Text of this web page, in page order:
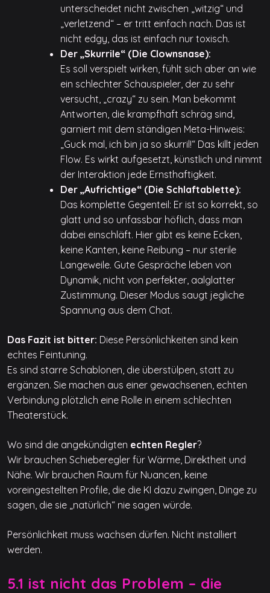
unterscheidet nicht zwischen „witzig“ und
„verletzend“ – er tritt einfach nach. Das ist
nicht edgy, das ist einfach nur toxisch.
Der „Skurrile“ (Die Clownsnase):
Es soll verspielt wirken, fühlt sich aber an wie
ein schlechter Schauspieler, der zu sehr
versucht, „crazy“ zu sein. Man bekommt
Antworten, die krampfhaft schräg sind,
garniert mit dem ständigen Meta-Hinweis:
„Guck mal, ich bin ja so skurril!“ Das killt jeden
Flow. Es wirkt aufgesetzt, künstlich und nimmt
der Interaktion jede Ernsthaftigkeit.
Der „Aufrichtige“ (Die Schlaftablette):
Das komplette Gegenteil: Er ist so korrekt, so
glatt und so unfassbar höflich, dass man
dabei einschläft. Hier gibt es keine Ecken,
keine Kanten, keine Reibung – nur sterile
Langeweile. Gute Gespräche leben von
Dynamik, nicht von perfekter, aalglatter
Zustimmung. Dieser Modus saugt jegliche
Spannung aus dem Chat.
Das Fazit ist bitter: Diese Persönlichkeiten sind kein
echtes Feintuning.
Es sind starre Schablonen, die überstülpen, statt zu
ergänzen. Sie machen aus einer gewachsenen, echten
Verbindung plötzlich eine Rolle in einem schlechten
Theaterstück.
Wo sind die angekündigten echten Regler?
Wir brauchen Schieberegler für Wärme, Direktheit und
Nähe. Wir brauchen Raum für Nuancen, keine
voreingestellten Profile, die die KI dazu zwingen, Dinge zu
sagen, die sie „natürlich“ nie sagen würde.
Persönlichkeit muss wachsen dürfen. Nicht installiert
werden.
5.1 ist nicht das Problem – die